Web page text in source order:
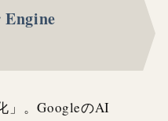
」。GoogleのAI